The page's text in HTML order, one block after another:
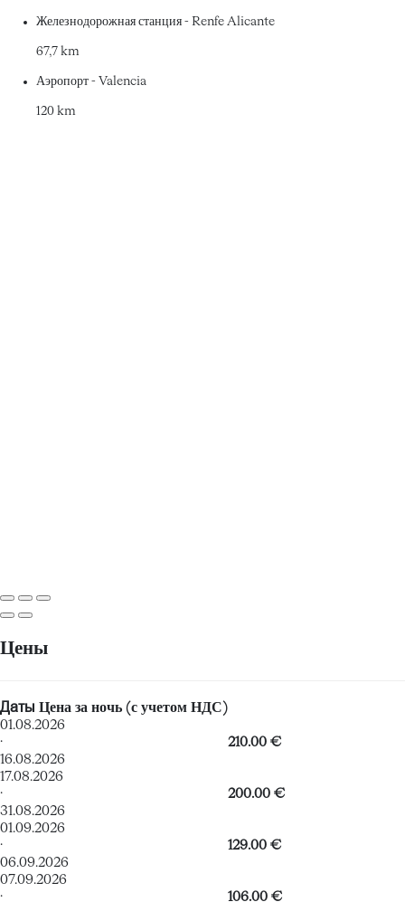
Железнодорожная станция - Renfe Alicante
67,7 km
Аэропорт - Valencia
120 km
Цены
Даты Цена за ночь (с учетом НДС)
01.08.2026
·
16.08.2026
210.00 €
17.08.2026
·
31.08.2026
200.00 €
01.09.2026
·
06.09.2026
129.00 €
07.09.2026
·
106.00 €